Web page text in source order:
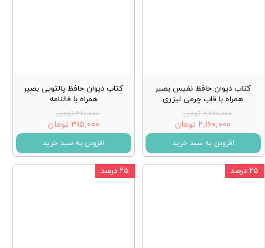
کتاب دیوان حافظ نفیس بصیر
همراه با قاب چرمی لیزری
۲,۷۰۰,۰۰۰ تومان
۲,۱۶۰,۰۰۰ تومان
افزودن به سبد خرید
کتاب دیوان حافظ پالتویی بصیر
همراه با فالنامه
۴۲۰,۰۰۰ تومان
۳۱۵,۰۰۰ تومان
افزودن به سبد خرید
۲۵ درصد ۲۵ درصد